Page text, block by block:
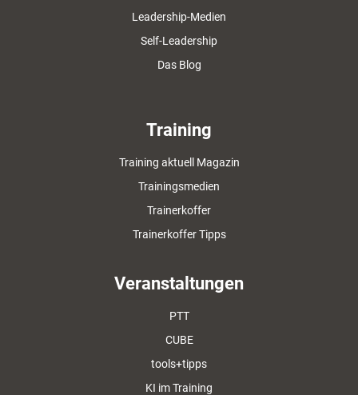
Leadership-Medien
Self-Leadership
Das Blog
Training
Training aktuell Magazin
Trainingsmedien
Trainerkoffer
Trainerkoffer Tipps
Veranstaltungen
PTT
CUBE
tools+tipps
KI im Training